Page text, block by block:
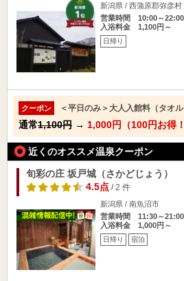
新潟県 / 西蒲原郡弥彦村
営業時間 10:00～22:00
入浴料金 1,100円～
日帰り
クーポン ＜平日のみ＞大人入館料（タオ
通常1,100円 → 1,000円（100円お得！
近くのオススメ温泉クーポン
旬彩の庄 坂戸城（さかどじょう）
4.5点/ 2 件
新潟県 / 南魚沼市
営業時間 11:30～21:00
入浴料金 1,000円～
日帰り 宿泊